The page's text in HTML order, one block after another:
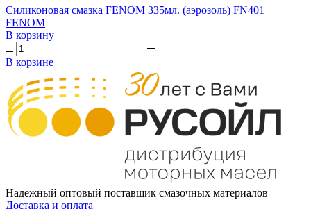
Силиконовая смазка FENOM 335мл. (аэрозоль) FN401
FENOM
В корзину
В корзине
Надежный оптовый поставщик смазочных материалов
Доставка и оплата